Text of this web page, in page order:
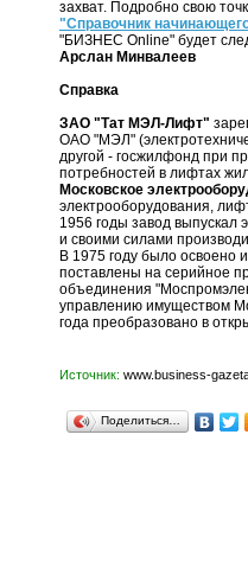
захват. Подробно свою
"Справочник
"БИЗНЕС Online" будет
Арслан Минвалеев
Справка
ЗАО "Тат МЭЛ-Лифт"
ОАО "МЭЛ"
другой - госжилфонд при
потребностей в лифтах
Московское
электрооборудования,
1956 годы завод выпускал
и своими силами
В 1975 году было освоено
поставлены на серийное
объединения
управлению имуществом
года преобразовано в
Источник: www.business-
Поделиться…